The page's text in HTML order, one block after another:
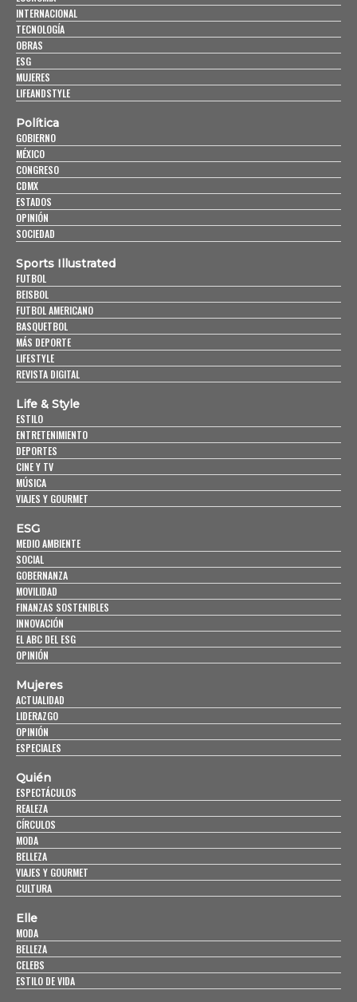
INTERNACIONAL
TECNOLOGÍA
OBRAS
ESG
MUJERES
LIFEANDSTYLE
Política
GOBIERNO
MÉXICO
CONGRESO
CDMX
ESTADOS
OPINIÓN
SOCIEDAD
Sports Illustrated
FUTBOL
BEISBOL
FUTBOL AMERICANO
BASQUETBOL
MÁS DEPORTE
LIFESTYLE
REVISTA DIGITAL
Life & Style
ESTILO
ENTRETENIMIENTO
DEPORTES
CINE Y TV
MÚSICA
VIAJES Y GOURMET
ESG
MEDIO AMBIENTE
SOCIAL
GOBERNANZA
MOVILIDAD
FINANZAS SOSTENIBLES
INNOVACIÓN
EL ABC DEL ESG
OPINIÓN
Mujeres
ACTUALIDAD
LIDERAZGO
OPINIÓN
ESPECIALES
Quién
ESPECTÁCULOS
REALEZA
CÍRCULOS
MODA
BELLEZA
VIAJES Y GOURMET
CULTURA
Elle
MODA
BELLEZA
CELEBS
ESTILO DE VIDA